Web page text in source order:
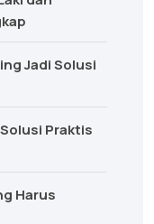
Jadi Solusi
Praktis
Harus